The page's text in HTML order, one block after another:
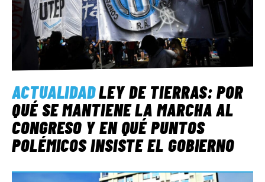
ACTUALIDADLEY DE TIERRAS: POR
QUÉ SE MANTIENE LA MARCHA AL
CONGRESO Y EN QUÉ PUNTOS
POLÉMICOS INSISTE EL GOBIERNO